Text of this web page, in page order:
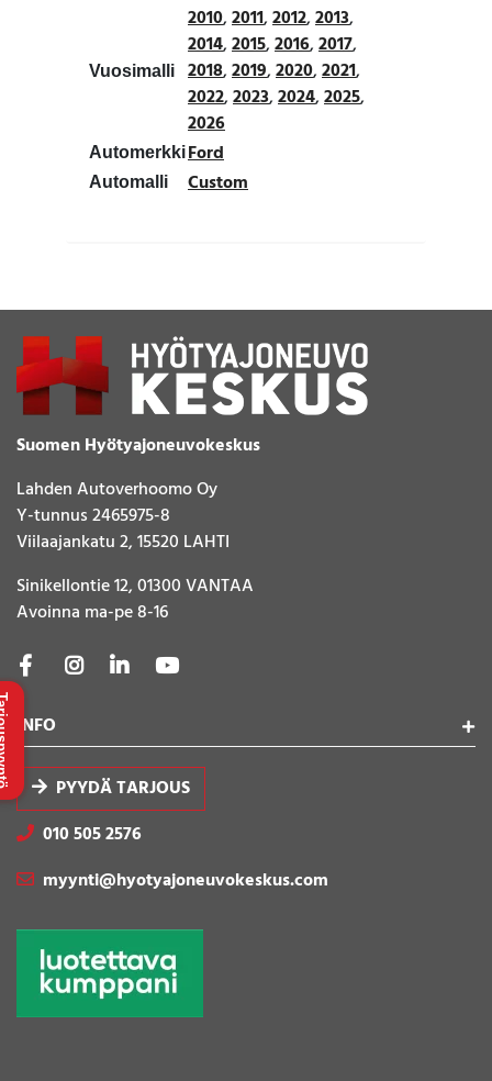
Vuosimalli
2010,2011,2012,2013,
2014,2015,2016,2017,
2018,2019,2020,2021,
2022,2023,2024,2025,
2026
AutomerkkiFord
Automalli Custom
Suomen Hyötyajoneuvokeskus
Lahden Autoverhoomo Oy
Y-tunnus 2465975-8
Viilaajankatu 2, 15520 LAHTI
Sinikellontie 12, 01300 VANTAA
Avoinna ma-pe 8-16
INFO
PYYDÄ TARJOUS
010 505 2576
myynti@hyotyajoneuvokeskus.com